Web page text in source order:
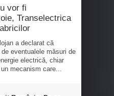
vor fi
Transelectrica
a declarat că
eventualele măsuri de
electrică, chiar
mecanism care...